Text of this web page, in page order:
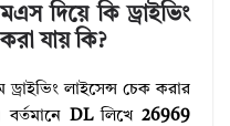
দিয়ে কি ড্রাইভিং
যায় কি?
লাইসেন্স চেক করার
DLলিখে 26969